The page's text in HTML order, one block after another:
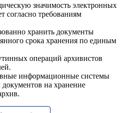
значимость электронных
согласно требованиям
хранить документы
срока хранения по единым
операций архивистов
информационные системы
документов на хранение